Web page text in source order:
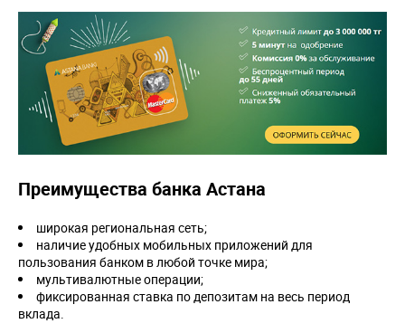
Преимущества банка Астана
широкая региональная сеть;
наличие удобных мобильных приложений для
пользования банком в любой точке мира;
мультивалютные операции;
фиксированная ставка по депозитам на весь период
вклада.